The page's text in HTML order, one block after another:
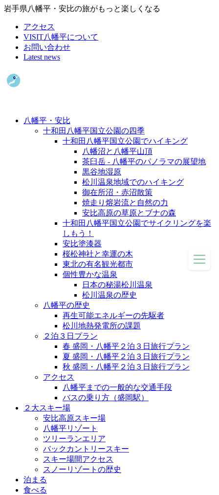
岩手県八幡平・安比の旅がもっと楽しくなる
アクセス
VISIT八幡平について
お問い合わせ
Latest news
八幡平・安比
十和田八幡平国立公園の四季
十和田八幡平国立公園でハイキング
八幡沼と八幡平山頂
茶臼岳 - 八幡平のパノラマの展望地
黒谷地湿原
松川温泉地域でのハイキング
御在所沼・赤沼散策
焼走り熔岩流と自然の力
安比高原の草原とブナの森
十和田八幡平国立公園でサイクリングを楽
しもう！
安比塗漆器
桜松神社と幸運の木
東北の有名観光都市
個性豊かな温泉
日本の秘湯松川温泉
松川温泉の歴史
八幡平の歴史
再生可能エネルギーの先駆者
松川地熱発電所の課題
２泊３日プラン
春 盛岡・八幡平２泊３日旅行プラン
夏 盛岡・八幡平２泊３日旅行プラン
秋 盛岡・八幡平２泊３日旅行プラン
アクセス
八幡平までの一般的な交通手段
バスの乗り方（盛岡駅）
２大スキー場
安比高原スキー場
八幡平リゾート
ツリーランエリア
バックカントリースキー
スキー場間アクセス
スノーリゾートの歴史
泊まる
食べる